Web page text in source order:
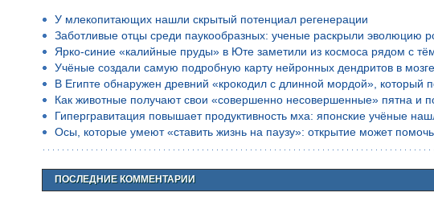
У млекопитающих нашли скрытый потенциал регенерации
Заботливые отцы среди паукообразных: ученые раскрыли эволюцию
Ярко-синие «калийные пруды» в Юте заметили из космоса рядом с
Учёные создали самую подробную карту нейронных дендритов в
В Египте обнаружен древний «крокодил с длинной мордой», который
Как животные получают свои «совершенно несовершенные» пятна и
Гипергравитация повышает продуктивность мха: японские учёные
Осы, которые умеют «ставить жизнь на паузу»: открытие может
ПОСЛЕДНИЕ КОММЕНТАРИИ